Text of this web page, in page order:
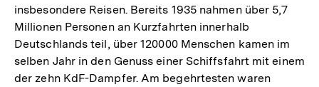
insbesondere Reisen. Bereits 1935 nahmen über 5,7
Millionen Personen an Kurzfahrten innerhalb
Deutschlands teil, über 120000 Menschen kamen im
selben Jahr in den Genuss einer Schiffsfahrt mit einem
der zehn KdF-Dampfer. Am begehrtesten waren